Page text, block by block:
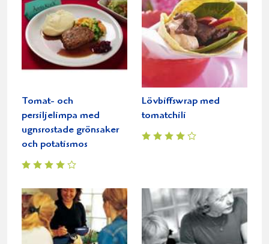
Tomat- och
persiljelimpa med
ugnsrostade grönsaker
och potatismos
Lövbiffswrap med
tomatchili